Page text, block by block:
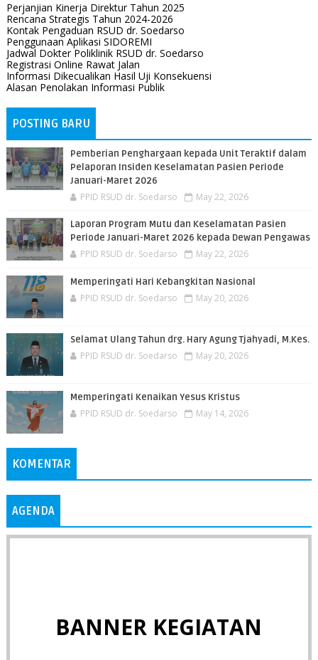
Perjanjian Kinerja Direktur Tahun 2025
Rencana Strategis Tahun 2024-2026
Kontak Pengaduan RSUD dr. Soedarso
Penggunaan Aplikasi SIDOREMI
Jadwal Dokter Poliklinik RSUD dr. Soedarso
Registrasi Online Rawat Jalan
Informasi Dikecualikan Hasil Uji Konsekuensi
Alasan Penolakan Informasi Publik
POSTING BARU
Pemberian Penghargaan kepada Unit Teraktif dalam
Pelaporan Insiden Keselamatan Pasien Periode
Januari-Maret 2026
PPID RSUD dr. Soedarso May 22, 2026
Laporan Program Mutu dan Keselamatan Pasien
Periode Januari-Maret 2026 kepada Dewan Pengawas
PPID RSUD dr. Soedarso May 22, 2026
Memperingati Hari Kebangkitan Nasional
PPID RSUD dr. Soedarso May 20, 2026
Selamat Ulang Tahun drg. Hary Agung Tjahyadi, M.Kes.
PPID RSUD dr. Soedarso May 20, 2026
Memperingati Kenaikan Yesus Kristus
PPID RSUD dr. Soedarso May 14, 2026
KOMENTAR
AGENDA
BANNER KEGIATAN